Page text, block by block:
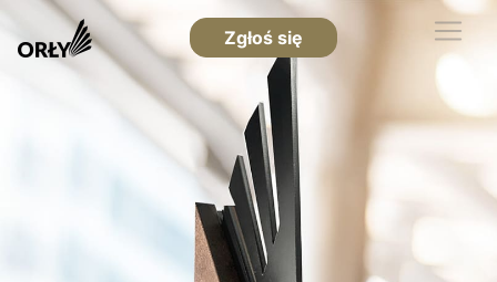
Zgłoś się